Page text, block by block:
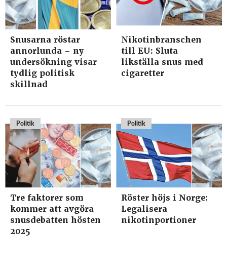
Snusarna röstar
annorlunda – ny
undersökning visar
tydlig politisk
skillnad
Nikotinbranschen
till EU: Sluta
likställa snus med
cigaretter
Politik
Tre faktorer som
kommer att avgöra
snusdebatten hösten
2025
Politik
Röster höjs i Norge:
Legalisera
nikotinportioner